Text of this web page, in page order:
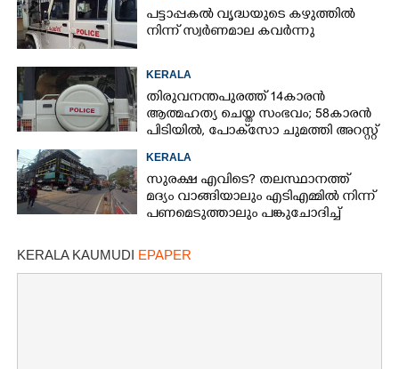
പട്ടാപ്പകൽ വൃദ്ധയുടെ കഴുത്തിൽ
നിന്ന് സ്വർണമാല കവർന്നു
KERALA
തിരുവനന്തപുരത്ത് 14കാരൻ
ആത്മഹത്യ ചെയ്ത സംഭവം; 58കാരൻ
പിടിയിൽ, പോക്‌സോ ചുമത്തി അറസ്റ്റ്
KERALA
സുരക്ഷ എവിടെ?​ തലസ്ഥാനത്ത്
മദ്യം വാങ്ങിയാലും എടിഎമ്മിൽ നിന്ന്
പണമെടുത്താലും പങ്കുചോദിച്ച്
KERALA KAUMUDI EPAPER